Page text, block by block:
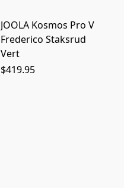
JOOLA Kosmos Pro V
Frederico Staksrud
Vert
$419.95